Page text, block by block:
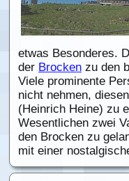
etwas Besonderes.
der Brocken zu den
Viele prominente
nicht nehmen,
(Heinrich Heine) zu
Wesentlichen zwei
den Brocken zu
mit einer